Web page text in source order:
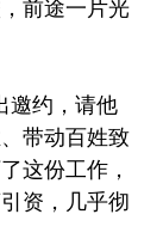
前途一片光
邀约，请他
带动百姓致
这份工作，
资，几乎彻